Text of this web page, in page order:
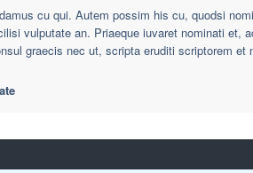
cu qui. Autem possim his cu, quodsi
vulputate an. Priaeque iuvaret nominati et,
graecis nec ut, scripta eruditi scriptorem et